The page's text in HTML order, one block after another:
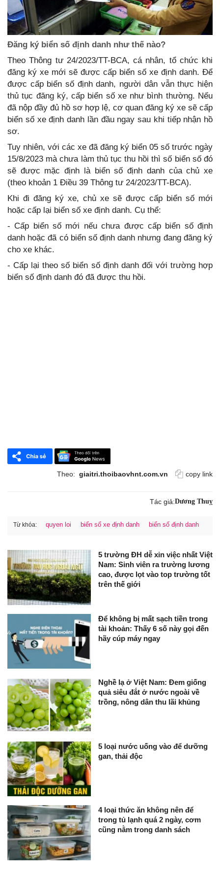
Đăng ký biển số định danh như thế nào?
Theo Thông tư 24/2023/TT-BCA, cá nhân, tổ chức khi
đăng ký xe mới sẽ được cấp biển số xe định danh. Để
được cấp biển số định danh, người dân vẫn thực hiện
thủ tục đăng ký, cấp biển số xe như bình thường. Nếu
đã nộp đầy đủ hồ sơ hợp lệ, cơ quan đăng ký xe sẽ cấp
biển số xe định danh lần đầu ngay sau khi tiếp nhận hồ
sơ.
Tuy nhiên, với các xe đã đăng ký biển 05 số trước ngày
15/8/2023 mà chưa làm thủ tục thu hồi thì số biển số đó
sẽ được mặc định là biển số định danh của chủ xe
(theo khoản 1 Điều 39 Thông tư 24/2023/TT-BCA).
Khi đi đăng ký xe, chủ xe sẽ được cấp biển số mới
hoặc cấp lại biển số xe định danh. Cụ thể:
- Cấp biển số mới nếu chưa được cấp biển số định
danh hoặc đã có biển số định danh nhưng đang đăng ký
cho xe khác.
- Cấp lại theo số biển số định danh đối với trường hợp
biển số định danh đó đã được thu hồi.
Theo: giaitri.thoibaovhnt.com.vn copy link
Tác giả:Dương Thuỵ
Từ khóa: quyen loi biển số xe định danh biển số định danh
5 trường ĐH dễ xin việc nhất Việt
Nam: Sinh viên ra trường lương
cao, được lọt vào top trường tốt
trên thế giới
Để không bị mất sạch tiền trong
tài khoản: Thấy 6 số này gọi đến
hãy cúp máy ngay
Nghề lạ ở Việt Nam: Đem giống
quả siêu đắt ở nước ngoài về
trồng, nông dân thu lãi khủng
5 loại nước uống vào để dưỡng
gan, thải độc
4 loại thức ăn không nên để
trong tủ lạnh quá 2 ngày, cơm
cũng nằm trong danh sách